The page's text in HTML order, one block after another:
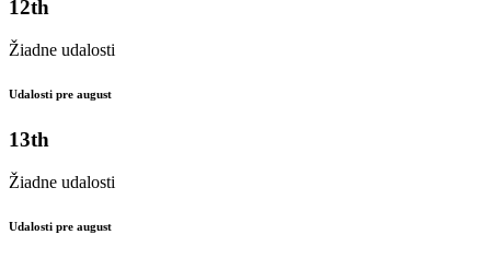
12th
Žiadne udalosti
Udalosti pre august
13th
Žiadne udalosti
Udalosti pre august